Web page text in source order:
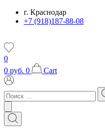
Перейтиг. Краснодар
+7 (918)187-88-08
0
0 руб. 0 Cart